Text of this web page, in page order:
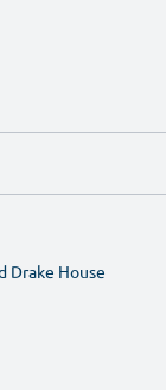
Drake House